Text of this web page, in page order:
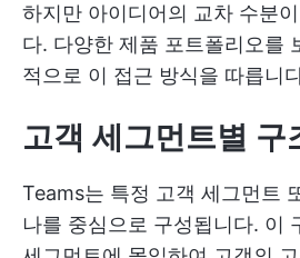
하지만 아이디어의 교차 수분
다. 다양한 제품 포트폴리오를
적으로 이 접근 방식을 따릅니
고객 세그먼트별 구
Teams는 특정 고객 세그먼트
나를 중심으로 구성됩니다. 이